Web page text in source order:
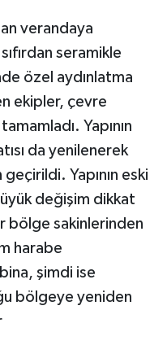
verandaya
seramikle
özel aydınlatma
ekipler, çevre
Yapının
da yenilenerek
Yapının eski
değişim dikkat
bölge sakinlerinden
harabe
şimdi ise
bölgeye yeniden